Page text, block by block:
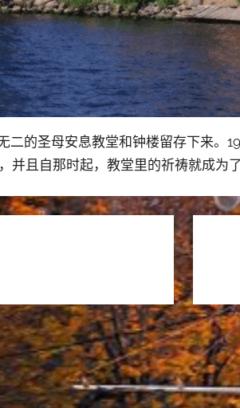
二的圣母安息教堂和钟楼留存下来。
并且自那时起，教堂里的祈祷就成为了